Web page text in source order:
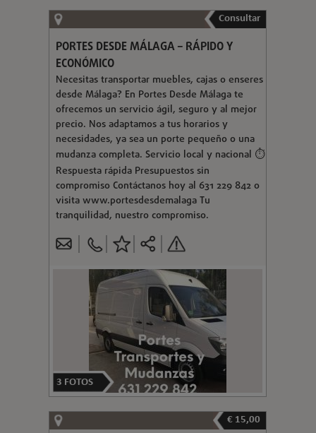
Consultar
PORTES DESDE MÁLAGA – RÁPIDO Y
ECONÓMICO
Necesitas transportar muebles, cajas o enseres
desde Málaga? En Portes Desde Málaga te
ofrecemos un servicio ágil, seguro y al mejor
precio. Nos adaptamos a tus horarios y
necesidades, ya sea un porte pequeño o una
mudanza completa. Servicio local y nacional ⏱️
Respuesta rápida Presupuestos sin
compromiso Contáctanos hoy al 631 229 842 o
visita www.portesdesdemalaga Tu
tranquilidad, nuestro compromiso.
3 FOTOS
€ 15,00